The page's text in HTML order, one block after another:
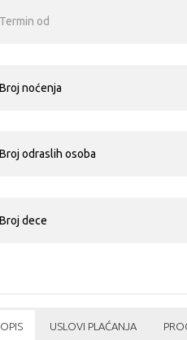
OPIS USLOVI PLAĆANJA